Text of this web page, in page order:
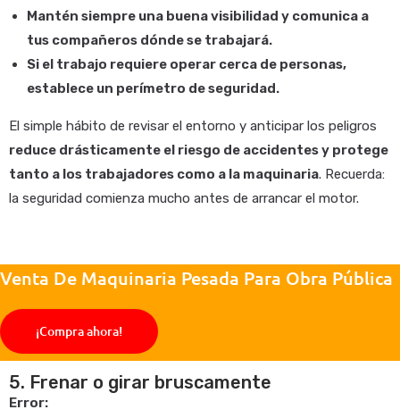
Mantén siempre una buena visibilidad y comunica a
tus compañeros dónde se trabajará.
Si el trabajo requiere operar cerca de personas,
establece un perímetro de seguridad.
El simple hábito de revisar el entorno y anticipar los peligros
reduce drásticamente el riesgo de accidentes y protege
tanto a los trabajadores como a la maquinaria. Recuerda:
la seguridad comienza mucho antes de arrancar el motor.
Venta De Maquinaria Pesada Para Obra Pública
¡Compra ahora!
5. Frenar o girar bruscamente
Error: